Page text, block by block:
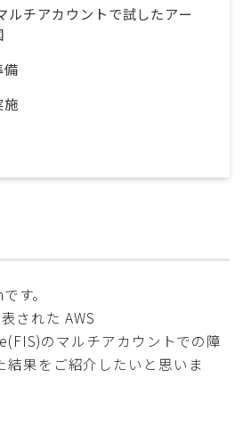
ルチアカウントで試したアー
備
施
す。
された AWS
のマルチアカウントでの障
果をご紹介したいと思いま